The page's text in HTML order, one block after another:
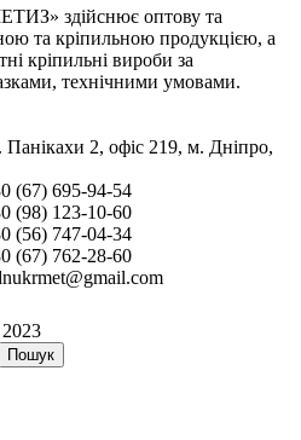
здійснює оптову та
та кріпильною продукцією, а
кріпильні вироби за
технічними умовами.
Панікахи 2, офіс 219, м. Дніпро,
(67) 695-94-54
(98) 123-10-60
(56) 747-04-34
(67) 762-28-60
Пошук